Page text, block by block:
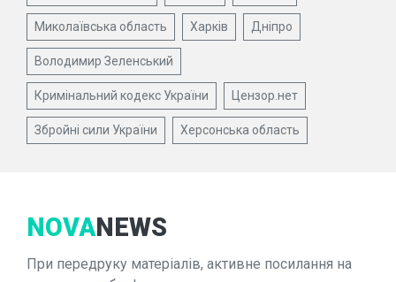
Миколаївська область Харків Дніпро
Володимир Зеленський
Кримінальний кодекс України Цензор.нет
Збройні сили України Херсонська область
NOVANEWS
При передруку матеріалів, активне посилання на